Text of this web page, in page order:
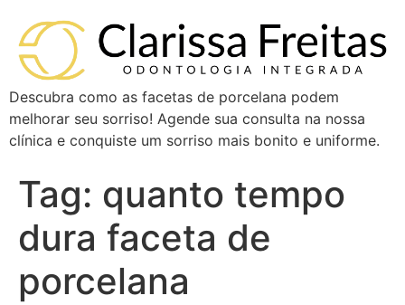
Descubra como as facetas de porcelana podem
melhorar seu sorriso! Agende sua consulta na nossa
clínica e conquiste um sorriso mais bonito e uniforme.
Tag: quanto tempo
dura faceta de
porcelana